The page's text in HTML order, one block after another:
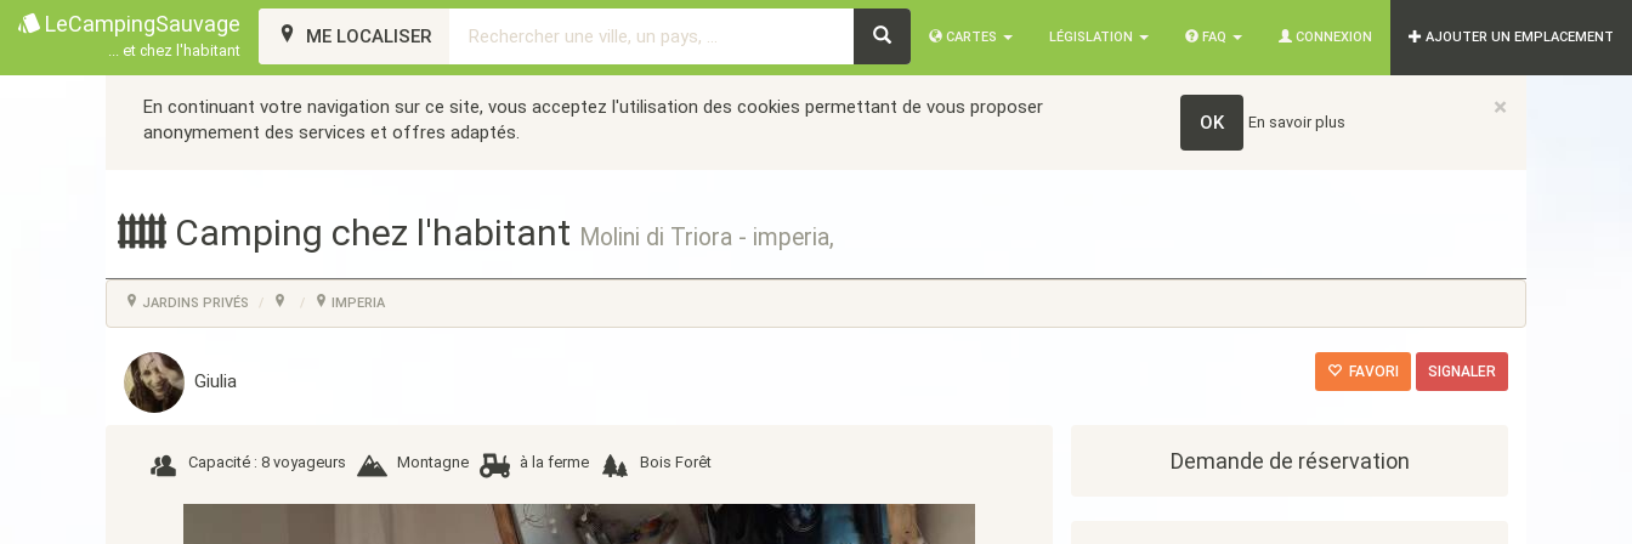
LeCampingSauvage
... et chez l'habitant
CARTES LÉGISLATION FAQ CONNEXION AJOUTER UN EMPLACEMENT
ME LOCALISER
×
En continuant votre navigation sur ce site, vous acceptez l'utilisation des cookies permettant de vous proposer
anonymement des services et offres adaptés.
OK En savoir plus
Camping chez l'habitant Molini di Triora - imperia,
JARDINS PRIVÉS IMPERIA
Giulia FAVORI SIGNALER
Capacité : 8 voyageurs Montagne à la ferme Bois Forêt
Suivant
Demande de réservation